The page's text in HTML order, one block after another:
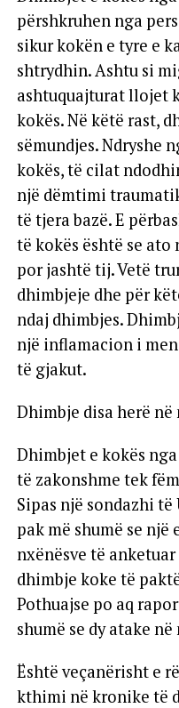
përshkruhen nga
sikur kokën e tyre e
shtrydhin. Ashtu si
ashtuquajturat llojet
kokës. Në këtë rast,
sëmundjes. Ndryshe
kokës, të cilat
një dëmtimi
të tjera bazë. E
të kokës është se
por jashtë tij. Vetë
dhimbjeje dhe për
ndaj dhimbjes.
një inflamacion i
të gjakut.
Dhimbje disa herë në
Dhimbjet e kokës
të zakonshme tek
Sipas një sondazhi
pak më shumë se një
nxënësve të
dhimbje koke të
Pothuajse po aq
shumë se dy atake në
Është veçanërisht e
kthimi në kronike të